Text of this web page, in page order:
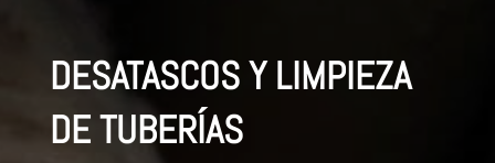
DESATASCOS Y LIMPIEZA
DE TUBERÍAS